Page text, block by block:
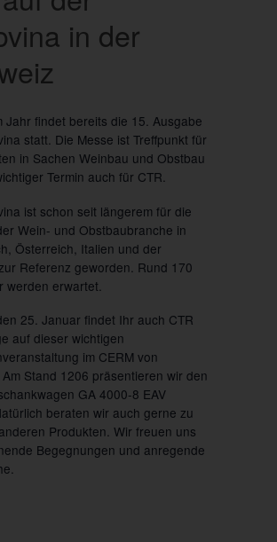
in der
Jahr findet bereits die 15. Ausgabe
statt. Die Messe ist Treffpunkt für
in Sachen Weinbau und Obstbau
Termin auch für CTR.
ist schon seit längerem für die
Wein- und Obstbaubranche in
Österreich, Italien und der
Referenz geworden. Rund 170
werden erwartet.
25. Januar findet Ihr auch CTR
auf dieser wichtigen
im CERM von
Am Stand 1206 präsentieren wir den
GA 4000-8 EAV
beraten wir auch gerne zu
Produkten. Wir freuen uns
Begegnungen und anregende